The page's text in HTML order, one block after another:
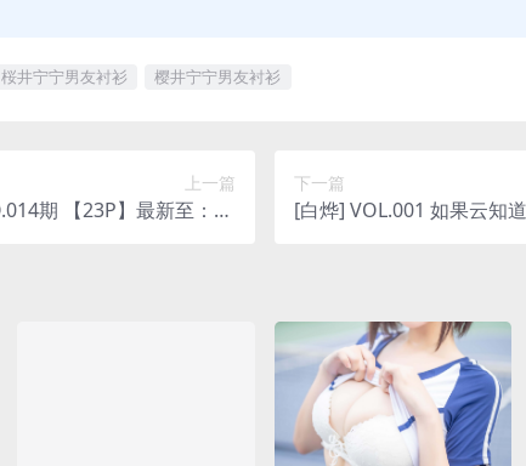
桜井宁宁男友衬衫 樱井宁宁男友衬衫
上一篇 下一篇
[白烨] VOL.001 如果云知